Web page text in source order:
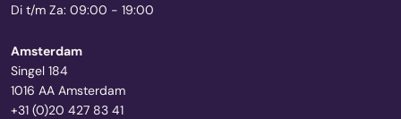
Di t/m Za: 09:00 - 19:00
Amsterdam
Singel 184
1016 AA Amsterdam
+31 (0)20 427 83 41